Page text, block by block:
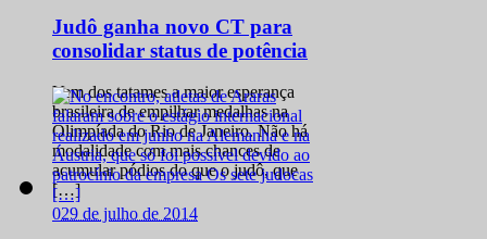
Judô ganha novo CT para
consolidar status de potência
Vem dos tatames a maior esperança
brasileira de empilhar medalhas na
Olimpíada do Rio de Janeiro. Não há
modalidade com mais chances de
acumular pódios do que o judô, que
[…]
029 de julho de 2014